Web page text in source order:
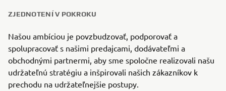
ZJEDNOTENÍ V POKROKU
Našou ambíciou je povzbudzovať, podporovať a
spolupracovať s našimi predajcami, dodávateľmi a
obchodnými partnermi, aby sme spoločne realizovali našu
udržateľnú stratégiu a inšpirovali našich zákazníkov k
prechodu na udržateľnejšie postupy.